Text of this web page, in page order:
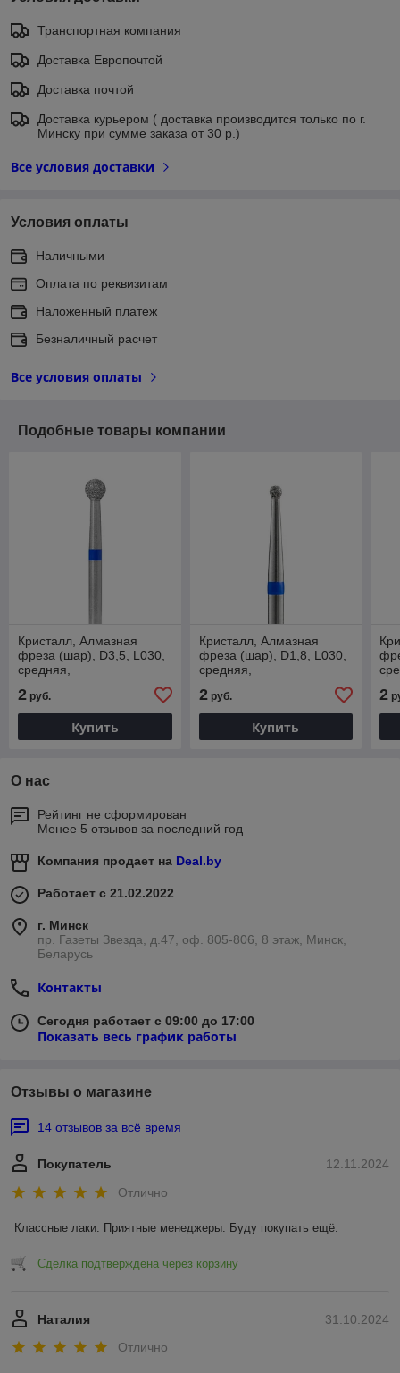
Транспортная компания
Доставка Европочтой
Доставка почтой
Доставка курьером ( доставка производится только по г.
Минску при сумме заказа от 30 р.)
Все условия доставки
Условия оплаты
Наличными
Оплата по реквизитам
Наложенный платеж
Безналичный расчет
Все условия оплаты
Подобные товары компании
Кристалл, Алмазная
фреза (шар), D3,5, L030,
средняя,
2 руб.
Купить
Кристалл, Алмазная
фреза (шар), D1,8, L030,
средняя,
2руб.
Купить
2
О нас
Рейтинг не сформирован
Менее 5 отзывов за последний год
Компания продает на Deal.by
Работает с 21.02.2022
г. Минск
пр. Газеты Звезда, д.47, оф. 805-806, 8 этаж, Минск,
Беларусь
Контакты
Сегодня работает с 09:00 до 17:00
Показать весь график работы
Отзывы о магазине
14 отзывов за всё время
12.11.2024
Покупатель
Отлично
Классные лаки. Приятные менеджеры. Буду покупать ещё.
Сделка подтверждена через корзину
31.10.2024
Наталия
Отлично